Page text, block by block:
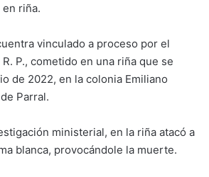
riña.
vinculado a proceso por el
P., cometido en una riña que se
de 2022, en la colonia Emiliano
Parral.
ministerial, en la riña atacó a
blanca, provocándole la muerte.